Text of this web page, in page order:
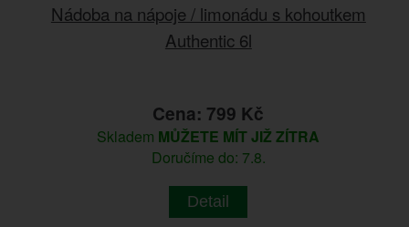
Nádoba na nápoje / limonádu s kohoutkem
Authentic 6l
Cena: 799 Kč
Skladem MŮŽETE MÍT JIŽ ZÍTRA
Doručíme do: 7.8.
Detail